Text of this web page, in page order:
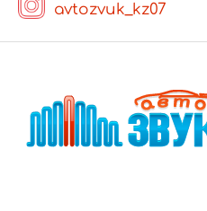
avtozvuk_kz07